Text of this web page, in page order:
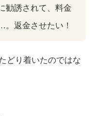
勧誘されて、料金
返金させたい！
どり着いたのではな